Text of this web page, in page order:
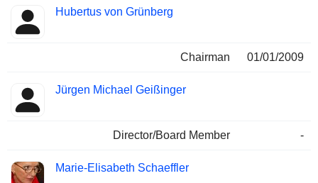
Hubertus von Grünberg
Chairman 01/01/2009
Jürgen Michael Geißinger
Director/Board Member -
Marie-Elisabeth Schaeffler